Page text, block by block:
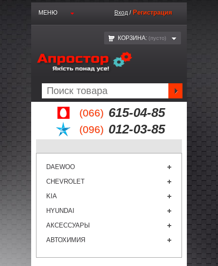
(066) 615-04-85
(096) 012-03-85
МЕНЮ Вход / Регистрация
КОРЗИНА: (пустo)
DAEWOO
CHEVROLET
KIA
HYUNDAI
АКСЕССУАРЫ
АВТОХИМИЯ